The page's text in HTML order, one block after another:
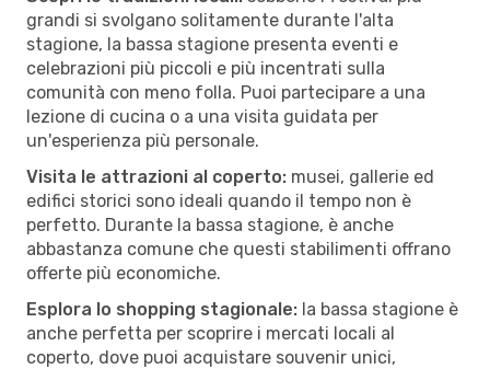
grandi si svolgano solitamente durante l'alta
stagione, la bassa stagione presenta eventi e
celebrazioni più piccoli e più incentrati sulla
comunità con meno folla. Puoi partecipare a una
lezione di cucina o a una visita guidata per
un'esperienza più personale.
Visita le attrazioni al coperto: musei, gallerie ed
edifici storici sono ideali quando il tempo non è
perfetto. Durante la bassa stagione, è anche
abbastanza comune che questi stabilimenti offrano
offerte più economiche.
Esplora lo shopping stagionale: la bassa stagione è
anche perfetta per scoprire i mercati locali al
coperto, dove puoi acquistare souvenir unici,